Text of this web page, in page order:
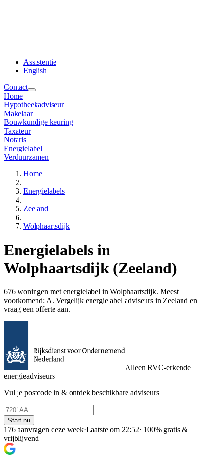
Assistentie
English
Contact
Home
Hypotheekadviseur
Makelaar
Bouwkundige keuring
Taxateur
Notaris
Energielabel
Verduurzamen
Home
Energielabels
Zeeland
Wolphaartsdijk
Energielabels in
Wolphaartsdijk (Zeeland)
676 woningen met energielabel in Wolphaartsdijk. Meest
voorkomend: A. Vergelijk energielabel adviseurs in Zeeland en
vraag een offerte aan.
Alleen RVO-erkende
energieadviseurs
Vul je postcode in & ontdek beschikbare adviseurs
Start nu
176 aanvragen deze week·Laatste om 22:52· 100% gratis &
vrijblijvend